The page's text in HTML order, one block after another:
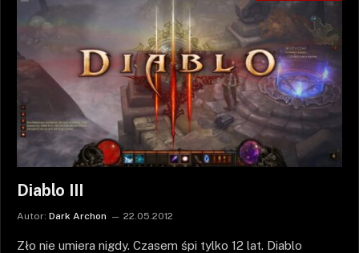
Diablo III
Autor: Dark Archon 22.05.2012
Zło nie umiera nigdy. Czasem śpi tylko 12 lat. Diablo